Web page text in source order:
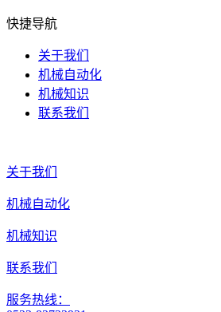
快捷导航
关于我们
机械自动化
机械知识
联系我们
关于我们
机械自动化
机械知识
联系我们
服务热线：